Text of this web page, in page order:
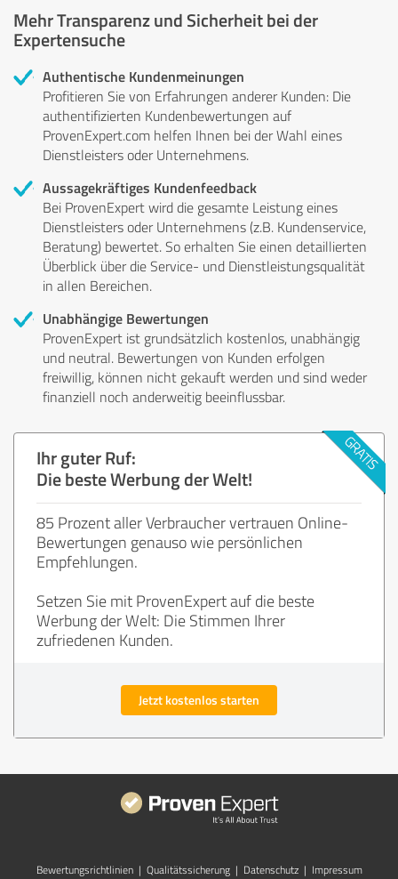
Mehr Transparenz und Sicherheit bei der
Expertensuche
Authentische Kundenmeinungen
Profitieren Sie von Erfahrungen anderer Kunden: Die
authentifizierten Kundenbewertungen auf
ProvenExpert.com helfen Ihnen bei der Wahl eines
Dienstleisters oder Unternehmens.
Aussagekräftiges Kundenfeedback
Bei ProvenExpert wird die gesamte Leistung eines
Dienstleisters oder Unternehmens (z.B. Kundenservice,
Beratung) bewertet. So erhalten Sie einen detaillierten
Überblick über die Service- und Dienstleistungsqualität
in allen Bereichen.
Unabhängige Bewertungen
ProvenExpert ist grundsätzlich kostenlos, unabhängig
und neutral. Bewertungen von Kunden erfolgen
freiwillig, können nicht gekauft werden und sind weder
finanziell noch anderweitig beeinflussbar.
Ihr guter Ruf:
Die beste Werbung der Welt!
85 Prozent aller Verbraucher vertrauen Online-
Bewertungen genauso wie persönlichen
Empfehlungen.
Setzen Sie mit ProvenExpert auf die beste
Werbung der Welt: Die Stimmen Ihrer
zufriedenen Kunden.
Jetzt kostenlos starten
Bewertungs­richtlinien | Qualitätssicherung | Datenschutz | Impressum